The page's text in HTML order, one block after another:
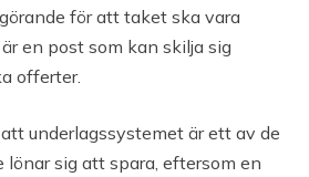
för att taket ska vara
en post som kan skilja sig
offerter.
underlagssystemet är ett av de
lönar sig att spara, eftersom en